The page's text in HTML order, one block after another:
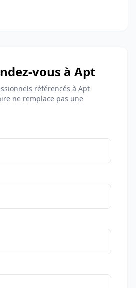
vous à Apt
référencés à Apt
ne remplace pas une